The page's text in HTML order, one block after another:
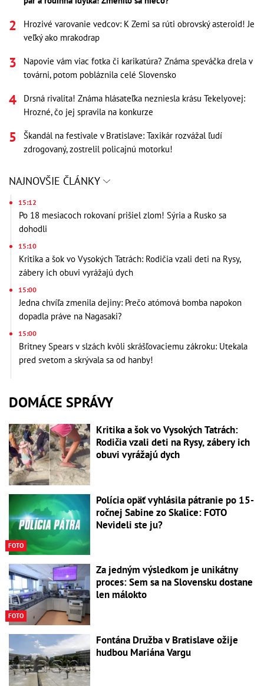
Hrozivé varovanie vedcov: K Zemi sa rúti obrovský asteroid! Je
veľký ako mrakodrap
Napovie vám viac fotka či karikatúra? Známa speváčka drela v
továrni, potom pobláznila celé Slovensko
Drsná rivalita! Známa hlásateľka nezniesla krásu Tekelyovej:
Hrozné, čo jej spravila na konkurze
Škandál na festivale v Bratislave: Taxikár rozvážal ľudí
zdrogovaný, zostrelil policajnú motorku!
NAJNOVŠIE ČLÁNKY
15:12
Po 18 mesiacoch rokovaní prišiel zlom! Sýria a Rusko sa
dohodli
15:10
Kritika a šok vo Vysokých Tatrách: Rodičia vzali deti na Rysy,
zábery ich obuvi vyrážajú dych
15:00
Jedna chvíľa zmenila dejiny: Prečo atómová bomba napokon
dopadla práve na Nagasaki?
15:00
Britney Spears v slzách kvôli skrášľovaciemu zákroku: Utekala
pred svetom a skrývala sa od hanby!
DOMÁCE SPRÁVY
Kritika a šok vo Vysokých Tatrách:
Rodičia vzali deti na Rysy, zábery ich
obuvi vyrážajú dych
FOTO
Polícia opäť vyhlásila pátranie po 15-
ročnej Sabine zo Skalice: FOTO
Nevideli ste ju?
FOTO
Za jedným výsledkom je unikátny
proces: Sem sa na Slovensku dostane
len málokto
Fontána Družba v Bratislave ožije
hudbou Mariána Vargu